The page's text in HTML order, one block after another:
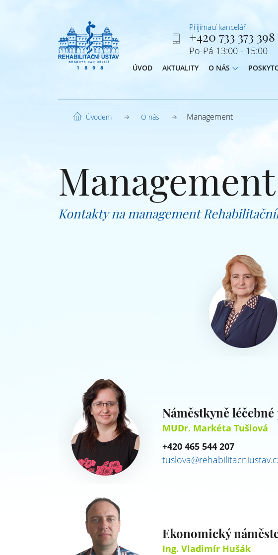
Přijímací kancelář
+420 733 373 398
Po-Pá 13:00 - 15:00
ÚVOD AKTUALITY O NÁS
Úvodem O nás Management
Management
Kontakty na management
Náměstkyně léčebné
MUDr. Markéta Tušlová
+420 465 544 207
Ekonomický
Ing. Vladimír Hušák